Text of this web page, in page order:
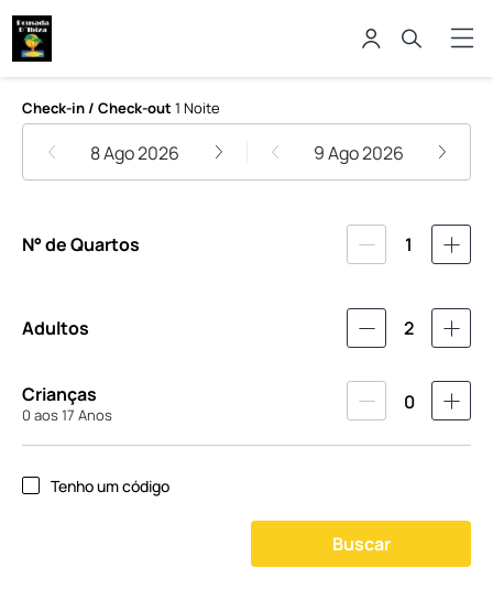
Pousada D'ibiza
Check-in / Check-out 1 Noite
8 Ago 2026 9 Ago 2026
N° de Quartos 1
Adultos 2
Crianças
0 aos 17 Anos
0
Tenho um código
Buscar